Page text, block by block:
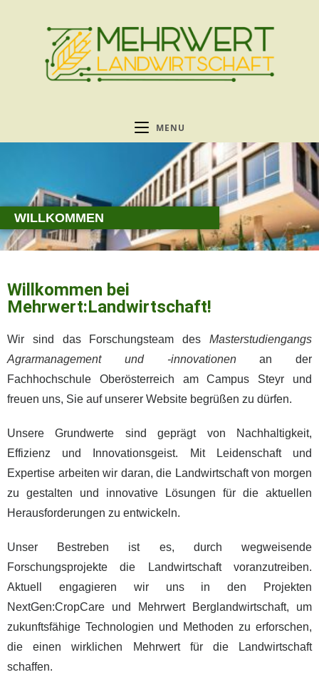
MENU
WILLKOMMEN
Willkommen bei
Mehrwert:Landwirtschaft!
Wir sind das Forschungsteam des Masterstudiengangs
Agrarmanagement und -innovationenan der
Fachhochschule Oberösterreich am Campus Steyr und
freuen uns, Sie auf unserer Website begrüßen zu dürfen.
Unsere Grundwerte sind geprägt von Nachhaltigkeit,
Effizienz und Innovationsgeist. Mit Leidenschaft und
Expertise arbeiten wir daran, die Landwirtschaft von morgen
zu gestalten und innovative Lösungen für die aktuellen
Herausforderungen zu entwickeln.
Unser Bestreben ist es, durch wegweisende
Forschungsprojekte die Landwirtschaft voranzutreiben.
Aktuell engagieren wir uns in den Projekten
NextGen:CropCare und Mehrwert Berglandwirtschaft, um
zukunftsfähige Technologien und Methoden zu erforschen,
die einen wirklichen Mehrwert für die Landwirtschaft
schaffen.